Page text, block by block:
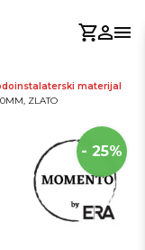
Košarica
materijal
ZLATO
- 25%